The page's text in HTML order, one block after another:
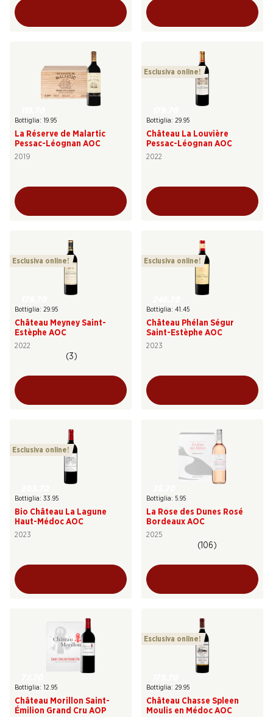
Bottiglia: 19.95
La Réserve de Malartic
Pessac-Léognan AOC
2019
Esclusiva online!
Bottiglia: 29.95
Château La Louvière
Pessac-Léognan AOC
2022
Esclusiva online!
Bottiglia: 29.95
Château Meyney Saint-
Estèphe AOC
2022
(3)
Esclusiva online!
Bottiglia: 41.45
Château Phélan Ségur
Saint-Estèphe AOC
2023
Esclusiva online!
Bottiglia: 33.95
Bio Château La Lagune
Haut-Médoc AOC
2023
Bottiglia: 5.95
La Rose des Dunes Rosé
Bordeaux AOC
2025
(106)
Bottiglia: 12.95
Château Morillon Saint-
Émilion Grand Cru AOP
Esclusiva online!
Bottiglia: 29.95
Château Chasse Spleen
Moulis en Médoc AOC